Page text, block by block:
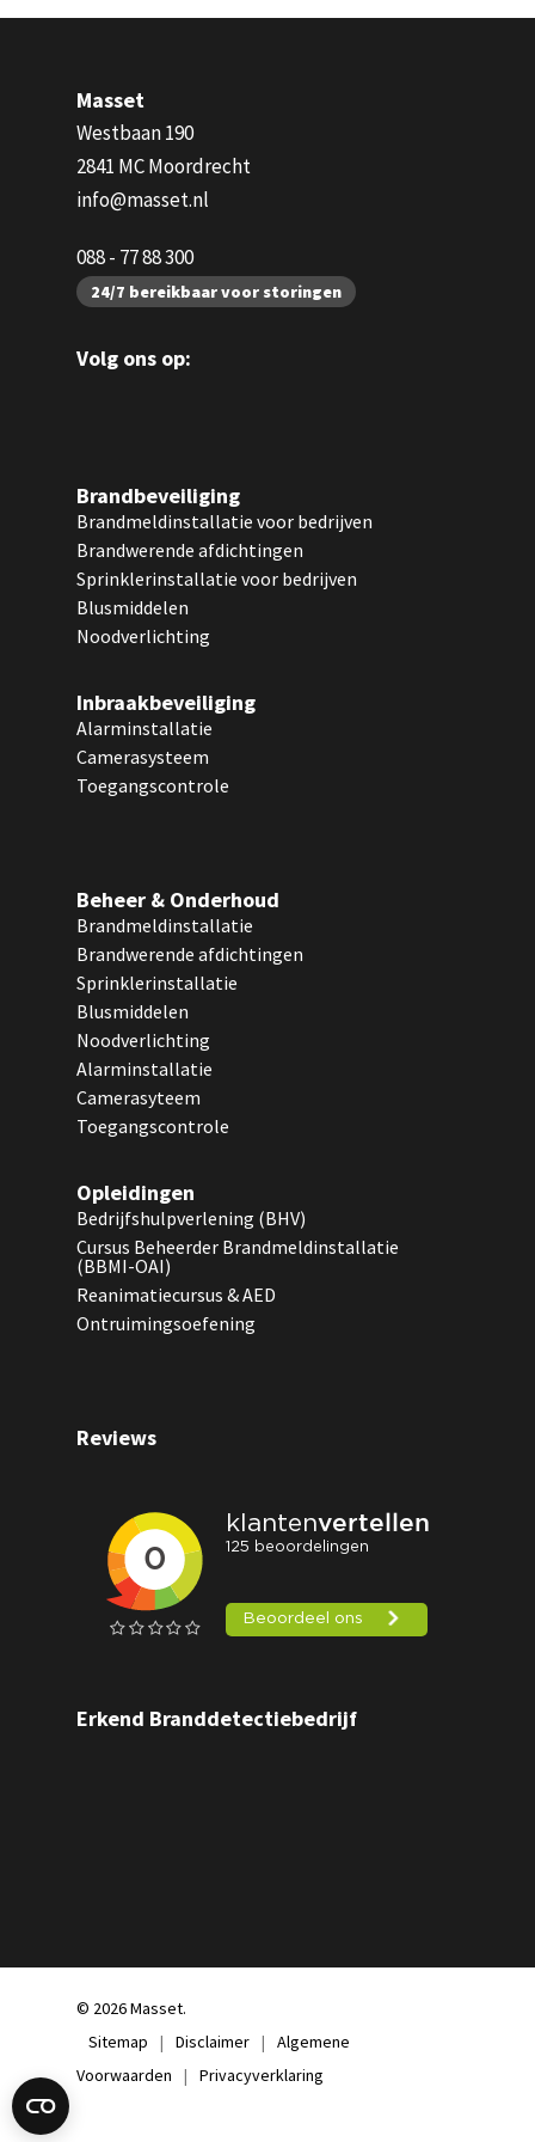
Masset
Westbaan 190
2841 MC Moordrecht
info@masset.nl
088 - 77 88 300
24/7 bereikbaar voor storingen
Volg ons op:
Brandbeveiliging
Brandmeldinstallatie voor bedrijven
Brandwerende afdichtingen
Sprinklerinstallatie voor bedrijven
Blusmiddelen
Noodverlichting
Inbraakbeveiliging
Alarminstallatie
Camerasysteem
Toegangscontrole
Beheer & Onderhoud
Brandmeldinstallatie
Brandwerende afdichtingen
Sprinklerinstallatie
Blusmiddelen
Noodverlichting
Alarminstallatie
Camerasyteem
Toegangscontrole
Opleidingen
Bedrijfshulpverlening (BHV)
Cursus Beheerder Brandmeldinstallatie
(BBMI-OAI)
Reanimatiecursus & AED
Ontruimingsoefening
Reviews
Erkend Branddetectiebedrijf
© 2026 Masset.
Sitemap
| Disclaimer |
Algemene
Voorwaarden
| Privacyverklaring